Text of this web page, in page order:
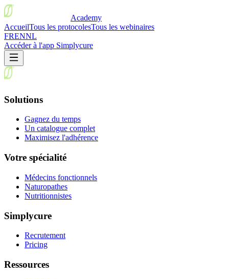
Academy
AccueilTous les protocolesTous les webinaires
FRENNL
Accéder à l'app Simplycure
Solutions
Gagnez du temps
Un catalogue complet
Maximisez l'adhérence
Votre spécialité
Médecins fonctionnels
Naturopathes
Nutritionnistes
Simplycure
Recrutement
Pricing
Ressources